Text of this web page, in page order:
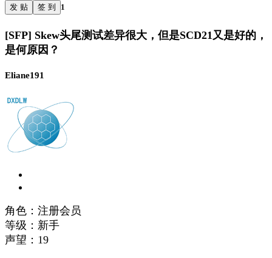
发 贴 签 到 1
[SFP] Skew头尾测试差异很大，但是SCD21又是好的，
是何原因？
Eliane191
角色：注册会员
等级：新手
声望： 19